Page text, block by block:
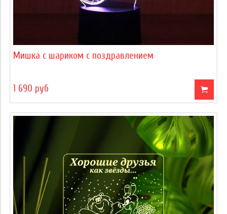
Мишка с шариком с поздравлением
1 690 руб